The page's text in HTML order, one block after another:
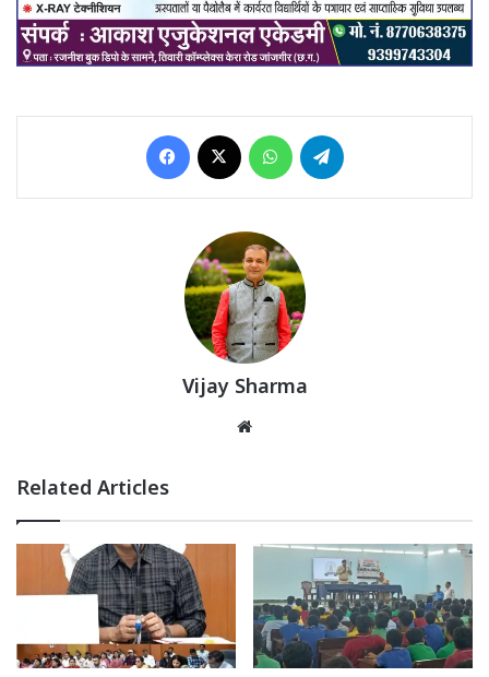
Facebook WhatsApp
Vijay Sharma
Related Articles